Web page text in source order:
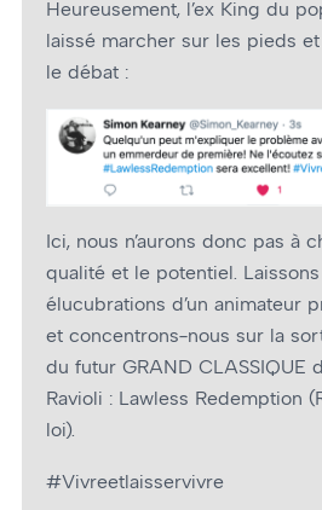
Heureusement, l’ex King du
laissé marcher sur les pieds
le débat :
Ici, nous n’aurons donc pas à
qualité et le potentiel.
élucubrations d’un animateur
et concentrons-nous sur la
du futur GRAND CLASSIQUE
Ravioli : Lawless Redemption
loi).
#Vivreetlaisservivre